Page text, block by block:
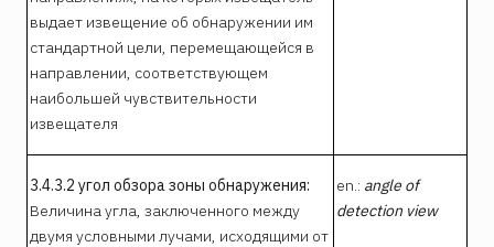
выдает извещение об обнаружении им
стандартной цели, перемещающейся в
направлении, соответствующем
наибольшей чувствительности
извещателя
3.4.3.2 угол обзора зоны обнаружения:
Величина угла, заключенного между
двумя условными лучами, исходящими от
en.: angle of
detection view